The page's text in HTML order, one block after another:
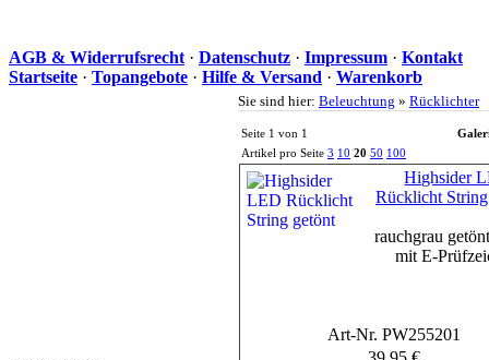
AGB & Widerrufsrecht · Datenschutz · Impressum · Kontakt
Startseite · Topangebote · Hilfe & Versand · Warenkorb
Sie sind hier: Beleuchtung » Rücklichter
Seite 1 von 1
Artikel pro Seite 3 10 20 50 100
Highsider
Rücklicht
rauchgrau
mit E-
Art-Nr. PW255201